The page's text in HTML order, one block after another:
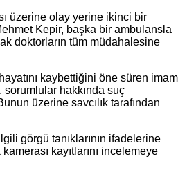
üzerine olay yerine ikinci bir
Kepir, başka bir ambulansla
doktorların tüm müdahalesine
kaybettiğini öne süren imam
sorumlular hakkında suç
üzerine savcılık tarafından
görgü tanıklarının ifadelerine
kayıtlarını incelemeye